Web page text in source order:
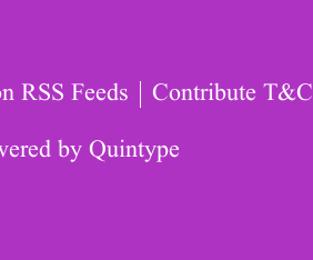
RSS Feeds Contribute T&C
byQuintype